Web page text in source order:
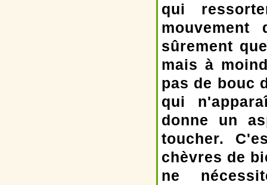
qui
sûrement
mais à
pas de bouc
qui
donne un
toucher.
chèvres de
ne